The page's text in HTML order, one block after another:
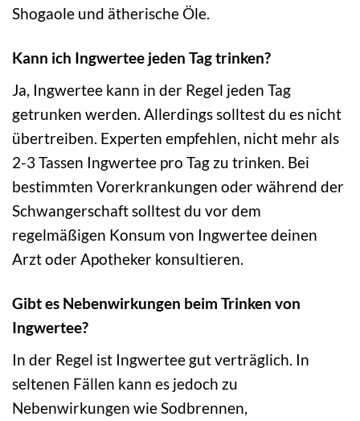
Shogaole und ätherische Öle.
Kann ich Ingwertee jeden Tag trinken?
Ja, Ingwertee kann in der Regel jeden Tag
getrunken werden. Allerdings solltest du es nicht
übertreiben. Experten empfehlen, nicht mehr als
2-3 Tassen Ingwertee pro Tag zu trinken. Bei
bestimmten Vorerkrankungen oder während der
Schwangerschaft solltest du vor dem
regelmäßigen Konsum von Ingwertee deinen
Arzt oder Apotheker konsultieren.
Gibt es Nebenwirkungen beim Trinken von
Ingwertee?
In der Regel ist Ingwertee gut verträglich. In
seltenen Fällen kann es jedoch zu
Nebenwirkungen wie Sodbrennen,